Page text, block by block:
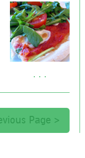
< Previous Page